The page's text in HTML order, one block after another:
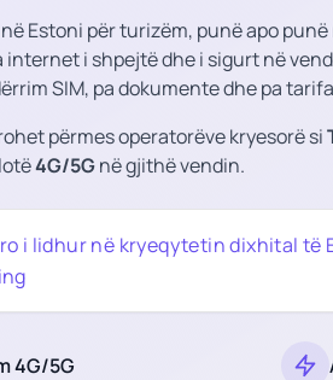
Estoni për turizëm, punë apo
internet i shpejtë dhe i sigurt në
SIM, pa dokumente dhe pa
përmes operatorëve kryesorë si
4G/5Gnë gjithë vendin.
i lidhur në kryeqytetin dixhital të
4G/5G